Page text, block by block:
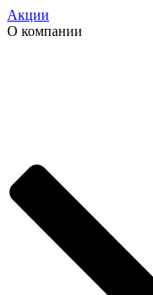
Акции
О компании